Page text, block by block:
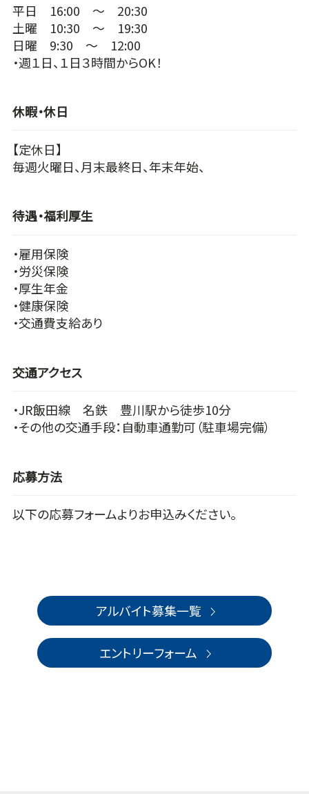
平日 16:00 ～ 20:30
土曜 10:30 ～ 19:30
日曜 9:30 ～ 12:00
・週１日、１日３時間からOK！
休暇・休日
【定休日】
毎週火曜日、月末最終日、年末年始、
待遇・福利厚生
・雇用保険
・労災保険
・厚生年金
・健康保険
・交通費支給あり
交通アクセス
・JR飯田線 名鉄 豊川駅から徒歩10分
・その他の交通手段：自動車通勤可（駐車場完備）
応募方法
以下の応募フォームよりお申込みください。
アルバイト募集一覧
エントリーフォーム